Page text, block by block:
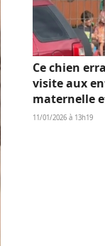
Ce chien
visite aux
maternelle
et l’empathie
11/01/2026 à 13h19